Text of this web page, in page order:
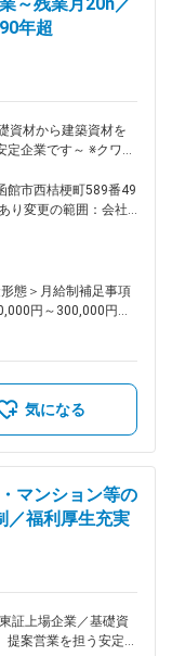
活かせるのはもちろ
れができるという強
により、品質、コス
、継続的に取引があり
多いのが特長です。
を磨くことができま
年超
資材から建築資材を
です～ ※クワザ
西桔梗町589番49号
ーカーの商材などを
コン等へのセメン
らの受注 ・見積作成
のに関わるやりがいは
ルを中心とした施工
ント、生コン、土木資
ます。そのため、商社
施工管理の分野でも活
、安価に建材の仕入れ
両分野の相乗効果に
信頼を得ており、継
は安定し、つねに現場
、より一層スキルを磨
文参照
館市西桔梗町589番49
り変更の範囲：会社
態＞月給制補足事項
円～300,000円固
くまでも目安の金額
昇給：年1回（5月）
勤手当もしくは役職
(月額)は固定手当を含
気になる
マンション等の
／福利厚生充実
証上場企業／基礎資
案営業を担う安定企